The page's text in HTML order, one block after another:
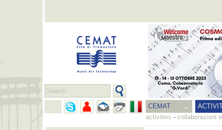
CEMAT
activities - collaborazioni